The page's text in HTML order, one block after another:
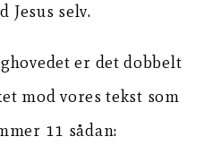
Jesus selv.
er det dobbelt
mod vores tekst som
11 sådan: